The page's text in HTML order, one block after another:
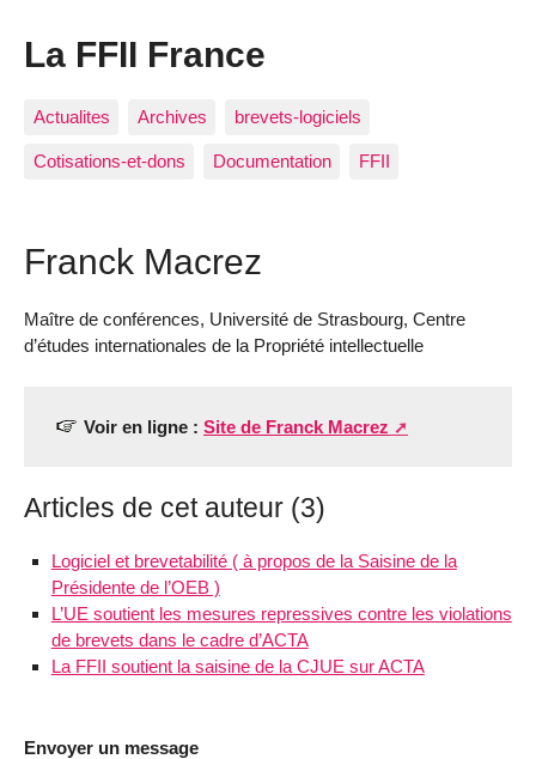
La FFII France
Actualites Archives brevets-logiciels
Cotisations-et-dons Documentation FFII
Franck Macrez
Maître de conférences, Université de Strasbourg, Centre
d’études internationales de la Propriété intellectuelle
Voir en ligne : Site de Franck Macrez
Articles de cet auteur (3)
Logiciel et brevetabilité ( à propos de la Saisine de la
Présidente de l’OEB )
L’UE soutient les mesures repressives contre les violations
de brevets dans le cadre d’ACTA
La FFII soutient la saisine de la CJUE sur ACTA
Envoyer un message